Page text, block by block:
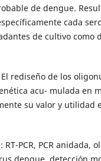
de dengue.
cada
de cultivo como
rediseño de los
acu- mulada en
su valor y utilidad
RT-PCR, PCR